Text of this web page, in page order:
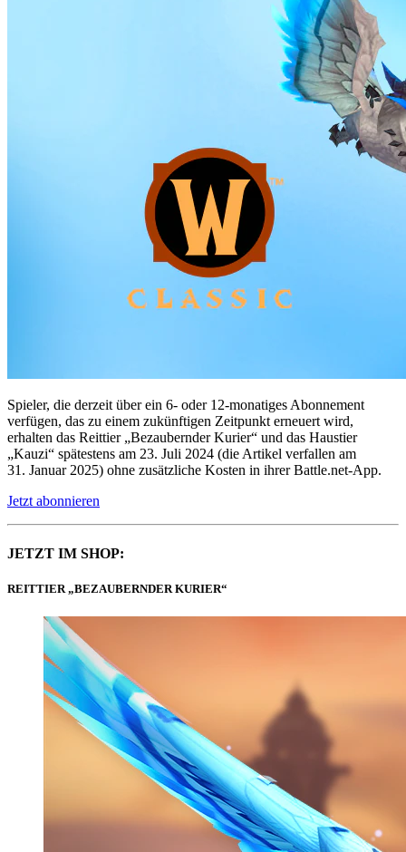
Spieler, die derzeit über ein 6- oder 12-monatiges Abonnement
verfügen, das zu einem zukünftigen Zeitpunkt erneuert wird,
erhalten das Reittier „Bezaubernder Kurier“ und das Haustier
„Kauzi“ spätestens am 23. Juli 2024 (die Artikel verfallen am
31. Januar 2025) ohne zusätzliche Kosten in ihrer Battle.net-App.
Jetzt abonnieren
JETZT IM SHOP:
REITTIER „BEZAUBERNDER KURIER“